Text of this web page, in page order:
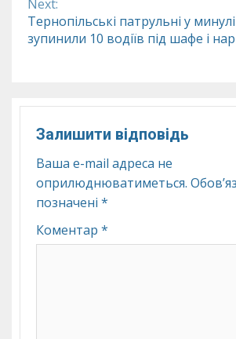
Next:
Тернопільські патрульні у минулі
зупинили 10 водіїв під шафе і
Залишити відповідь
Ваша e-mail адреса не
оприлюднюватиметься.
позначені *
Коментар *